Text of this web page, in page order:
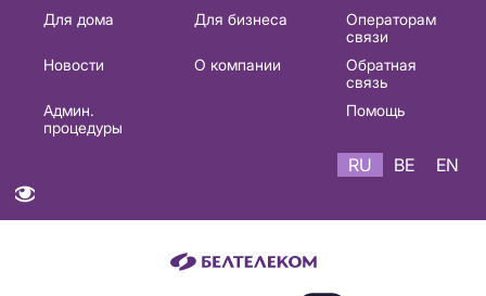
Основная
навигация
Для дома Для бизнеса
Операторам
связи
Новости
О компании
Обратная
связь
Админ.
процедуры
Помощь
RU BE EN